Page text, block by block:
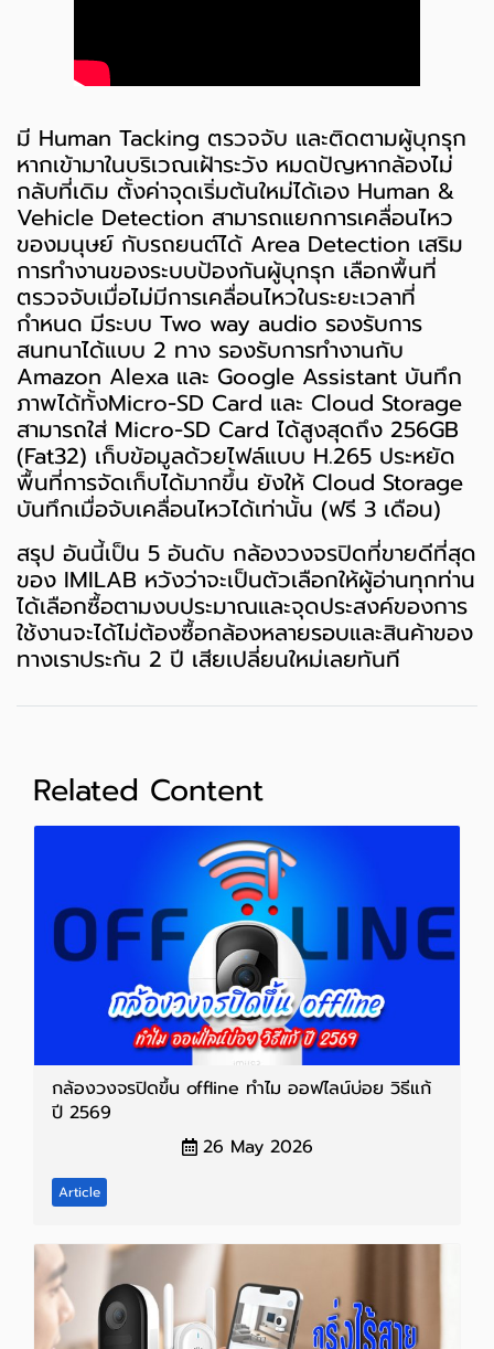
มี Human Tacking ตรวจจับ และติดตามผู้บุกรุก
หากเข้ามาในบริเวณเฝ้าระวัง หมดปัญหากล้องไม่
กลับที่เดิม ตั้งค่าจุดเริ่มต้นใหม่ได้เอง Human &
Vehicle Detection สามารถแยกการเคลื่อนไหว
ของมนุษย์ กับรถยนต์ได้ Area Detection เสริม
การทำงานของระบบป้องกันผู้บุกรุก เลือกพื้นที่
ตรวจจับเมื่อไม่มีการเคลื่อนไหวในระยะเวลาที่
กำหนด มีระบบ Two way audio รองรับการ
สนทนาได้แบบ 2 ทาง รองรับการทำงานกับ
Amazon Alexa และ Google Assistant บันทึก
ภาพได้ทั้งMicro-SD Card และ Cloud Storage
สามารถใส่ Micro-SD Card ได้สูงสุดถึง 256GB
(Fat32) เก็บข้อมูลด้วยไฟล์แบบ H.265 ประหยัด
พื้นที่การจัดเก็บได้มากขึ้น ยังให้ Cloud Storage
บันทึกเมื่อจับเคลื่อนไหวได้เท่านั้น (ฟรี 3 เดือน)
สรุป อันนี้เป็น 5 อันดับ กล้องวงจรปิดที่ขายดีที่สุด
ของ IMILAB หวังว่าจะเป็นตัวเลือกให้ผู้อ่านทุกท่าน
ได้เลือกซื้อตามงบประมาณและจุดประสงค์ของการ
ใช้งานจะได้ไม่ต้องซื้อกล้องหลายรอบและสินค้าของ
ทางเราประกัน 2 ปี เสียเปลี่ยนใหม่เลยทันที
Related Content
กล้องวงจรปิดขึ้น offline ทําไม ออฟไลน์บ่อย วิธีแก้
ปี 2569
26 May 2026
Article